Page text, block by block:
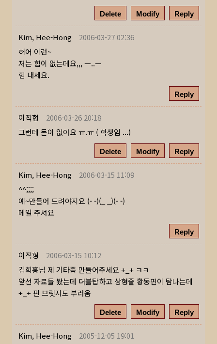
Delete Modify Reply
Kim, Hee-Hong
2006-03-27 02:36
허어 이런~
저는 힘이 없는데요,,, ㅡ..ㅡ
힘 내세요.
Reply
이직형
2006-03-26 20:18
그런데 돈이 없어요 ㅠ.ㅠ ( 학생임 ...)
Delete Modify Reply
Kim, Hee-Hong
2006-03-15 11:09
^^;;;;
예~만들어 드려야지요 (- -)(_ _)(- -)
메일 주셔요
Reply
이직형
2006-03-15 10:12
김희홍님 제 기타좀 만들어주세요 +_+ ㅋㅋ
앞선 자료들 봤는데 더블탑하고 상형줄 황동핀이 탐나는데
+_+ 핀 브릿지도 부러움
Delete Modify Reply
Kim, Hee-Hong
2005-12-05 19:01